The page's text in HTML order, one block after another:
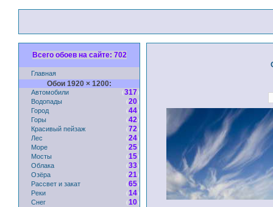
Всего обоев на сайте: 702
Главная
Обои 1920 × 1200:
Автомобили (317)
Водопады
(20)
Город
(44)
Горы
(42)
Красивый пейзаж
(72)
Лес
(24)
Море
(25)
Мосты
(15)
Облака
(33)
Озёра
(21)
Рассвет и закат
(65)
Реки
(14)
Снег
(10)